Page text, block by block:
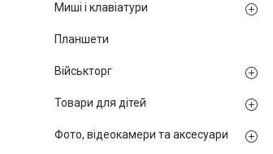
Миші і клавіатури
Планшети
Військторг
Товари для дітей
Фото, відеокамери та аксесуари